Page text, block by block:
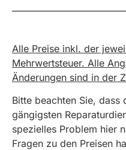
Alle Preise inkl. der
Mehrwertsteuer. Alle
Änderungen sind in der
Bitte beachten Sie,
gängigsten
spezielles Problem hier
Fragen zu den Preisen